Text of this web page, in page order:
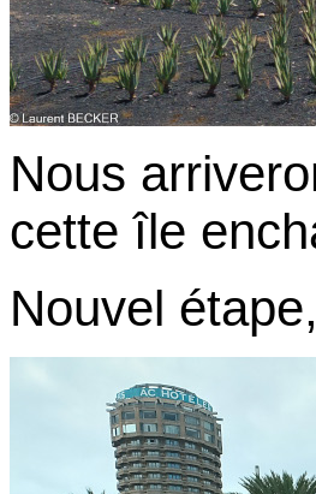
Nous
cette île
Nouvel